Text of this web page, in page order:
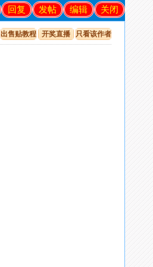
关闭
编辑
发帖
回复
出售贴教程 开奖直播 只看该作者